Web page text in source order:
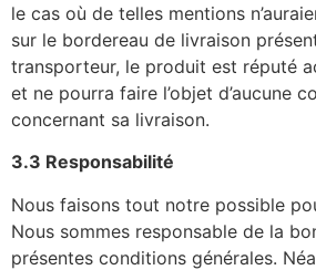
le cas où de telles mentions
sur le bordereau de livraison
transporteur, le produit est réputé
et ne pourra faire l’objet d’aucune
concernant sa livraison.
3.3 Responsabilité
Nous faisons tout notre possible
Nous sommes responsable de la
présentes conditions générales.